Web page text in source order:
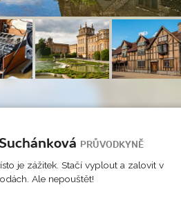
PRŮVODKYNĚ
je zážitek. Stačí vyplout a zalovit v
Ale nepouštět!